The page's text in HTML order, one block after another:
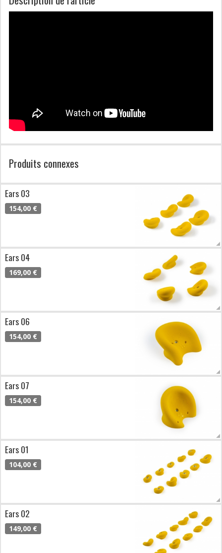
Produits connexes
Ears 03
154,00 €
Ears 04
169,00 €
Ears 06
154,00 €
Ears 07
154,00 €
Ears 01
104,00 €
Ears 02
149,00 €